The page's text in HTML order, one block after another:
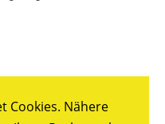
Cookies. Nähere